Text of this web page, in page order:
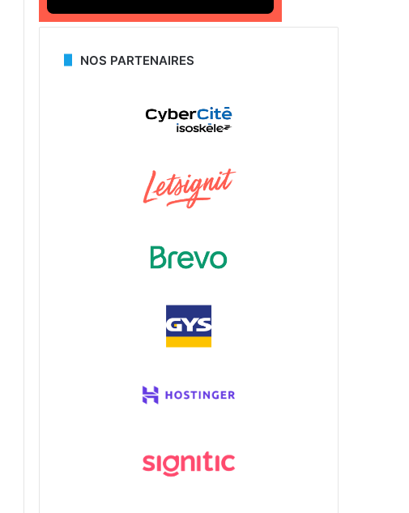
NOS PARTENAIRES